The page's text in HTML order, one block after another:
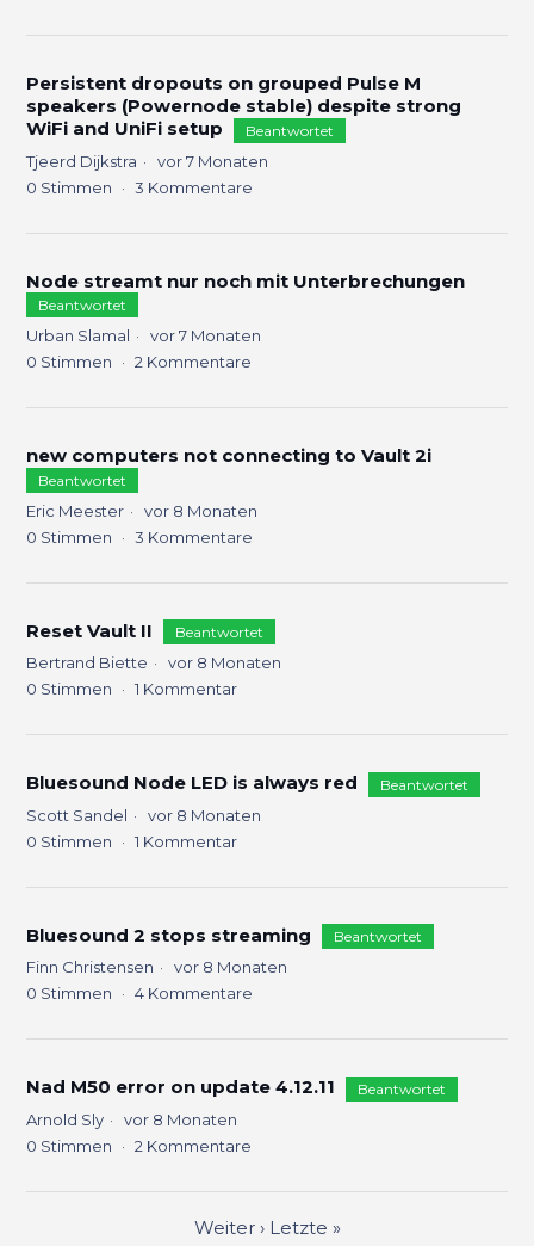
Persistent dropouts on grouped Pulse M
speakers (Powernode stable) despite strong
WiFi and UniFi setup
Beantwortet
Tjeerd Dijkstra
vor 7 Monaten
0 Stimmen 3 Kommentare
Node streamt nur noch mit Unterbrechungen
Beantwortet
Urban Slamal
vor 7 Monaten
0 Stimmen 2 Kommentare
new computers not connecting to Vault 2i
Beantwortet
Eric Meester
vor 8 Monaten
0 Stimmen 3 Kommentare
Reset Vault II Beantwortet
Bertrand Biette
vor 8 Monaten
0 Stimmen 1 Kommentar
Bluesound Node LED is always red Beantwortet
Scott Sandel
vor 8 Monaten
0 Stimmen 1 Kommentar
Bluesound 2 stops streaming Beantwortet
Finn Christensen
vor 8 Monaten
0 Stimmen 4 Kommentare
Nad M50 error on update 4.12.11 Beantwortet
Arnold Sly
vor 8 Monaten
0 Stimmen 2 Kommentare
Weiter › Letzte »